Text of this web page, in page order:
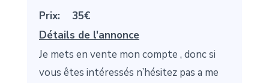
Prix:
35€
Détails de l'annonce
Je mets en vente mon compte , donc si
vous êtes intéressés n’hésitez pas a me